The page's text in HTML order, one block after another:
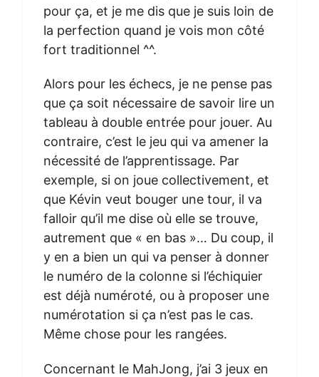
pour ça, et je me dis que je suis loin de
la perfection quand je vois mon côté
fort traditionnel ^^.
Alors pour les échecs, je ne pense pas
que ça soit nécessaire de savoir lire un
tableau à double entrée pour jouer. Au
contraire, c’est le jeu qui va amener la
nécessité de l’apprentissage. Par
exemple, si on joue collectivement, et
que Kévin veut bouger une tour, il va
falloir qu’il me dise où elle se trouve,
autrement que « en bas »… Du coup, il
y en a bien un qui va penser à donner
le numéro de la colonne si l’échiquier
est déjà numéroté, ou à proposer une
numérotation si ça n’est pas le cas.
Même chose pour les rangées.
Concernant le MahJong, j’ai 3 jeux en